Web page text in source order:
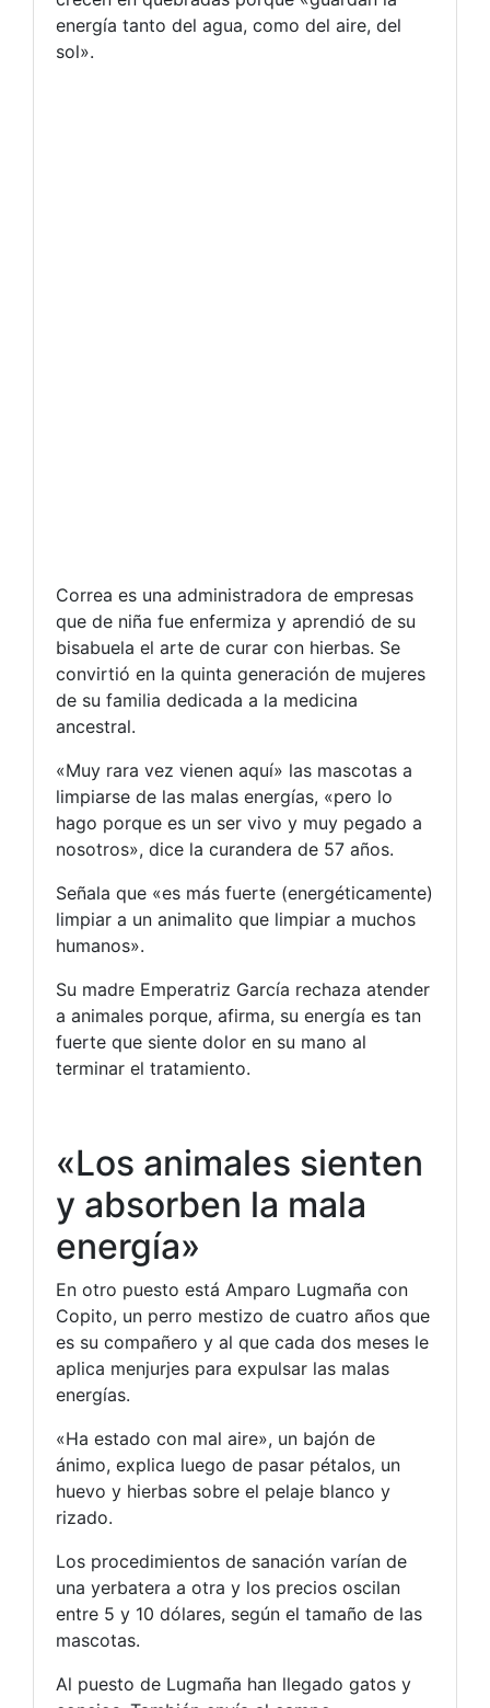
energía tanto del agua, como del aire, del
sol».
Correa es una administradora de empresas
que de niña fue enfermiza y aprendió de su
bisabuela el arte de curar con hierbas. Se
convirtió en la quinta generación de mujeres
de su familia dedicada a la medicina
ancestral.
«Muy rara vez vienen aquí» las mascotas a
limpiarse de las malas energías, «pero lo
hago porque es un ser vivo y muy pegado a
nosotros», dice la curandera de 57 años.
Señala que «es más fuerte (energéticamente)
limpiar a un animalito que limpiar a muchos
humanos».
Su madre Emperatriz García rechaza atender
a animales porque, afirma, su energía es tan
fuerte que siente dolor en su mano al
terminar el tratamiento.
«Los animales sienten
y absorben la mala
energía»
En otro puesto está Amparo Lugmaña con
Copito, un perro mestizo de cuatro años que
es su compañero y al que cada dos meses le
aplica menjurjes para expulsar las malas
energías.
«Ha estado con mal aire», un bajón de
ánimo, explica luego de pasar pétalos, un
huevo y hierbas sobre el pelaje blanco y
rizado.
Los procedimientos de sanación varían de
una yerbatera a otra y los precios oscilan
entre 5 y 10 dólares, según el tamaño de las
mascotas.
Al puesto de Lugmaña han llegado gatos y